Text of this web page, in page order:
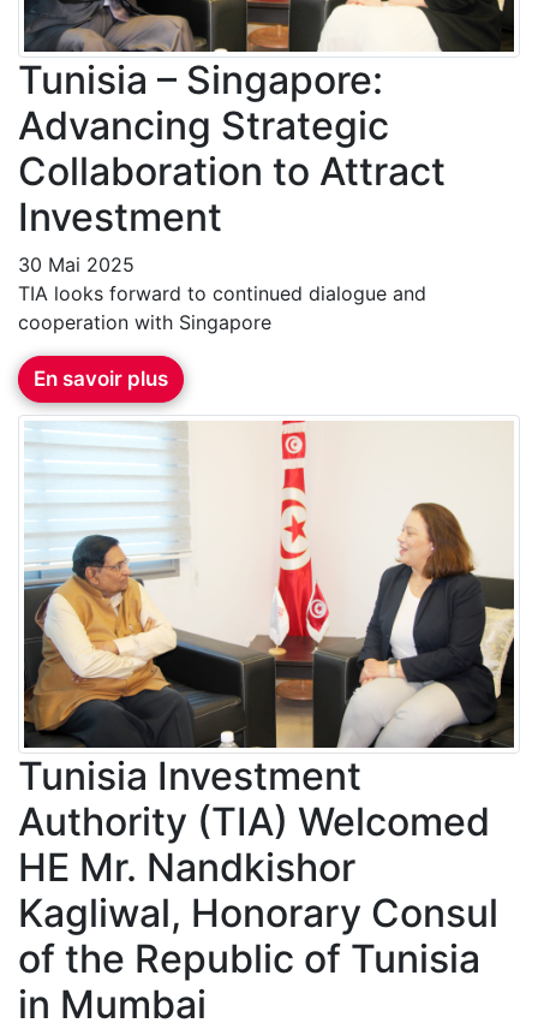
Tunisia – Singapore:
Advancing Strategic
Collaboration to Attract
Investment
30 Mai 2025
TIA looks forward to continued dialogue and
cooperation with Singapore
En savoir plus
Tunisia Investment
Authority (TIA) Welcomed
HE Mr. Nandkishor
Kagliwal, Honorary Consul
of the Republic of Tunisia
in Mumbai